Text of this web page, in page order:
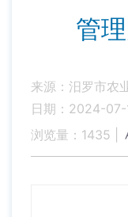
管
来源：汨罗市农
日期：2024-
浏览量： 1435